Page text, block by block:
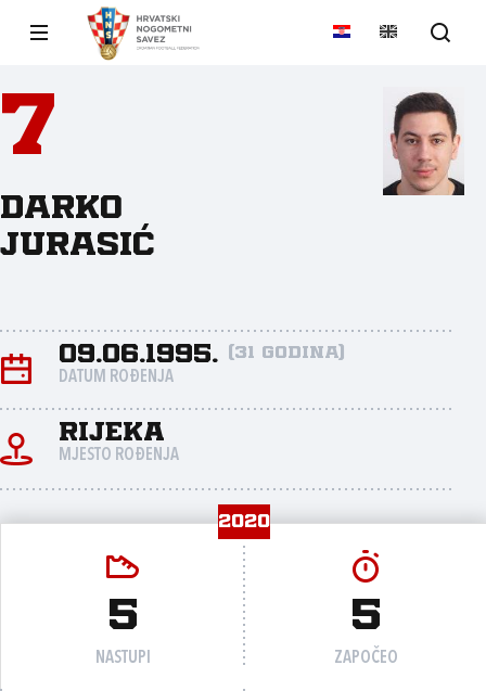
7
Darko
Jurasić
09.06.1995. (31 godina)
DATUM ROĐENJA
Rijeka
MJESTO ROĐENJA
2020
5
NASTUPI
5
ZAPOČEO